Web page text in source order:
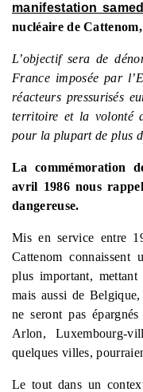
manifestation
nucléaire de
L’objectif sera de
France imposée par
réacteurs pressurisés
territoire et la volonté
pour la plupart de plus
La commémoration
avril 1986 nous
dangereuse.
Mis en service entre
Cattenom connaissent
plus important,
mais aussi de
ne seront pas
Arlon, Luxembourg-
quelques villes,
Le tout dans un